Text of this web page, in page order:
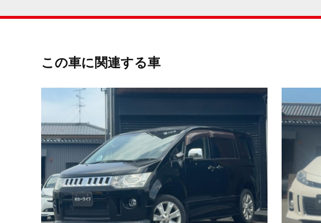
この車に関連する車